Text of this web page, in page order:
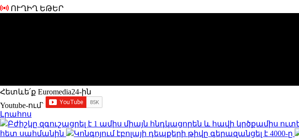
ՈՒՂԻՂ ԵԹԵՐ
Հետևե՛ք Euromedia24-ին
Youtube-ում`
Լրահոս
Բժիշկը զգուշացրել է 1 ամիս միայն հնդկացորեն և հավի կրծքամիս
հետ սահմանին
Կոնգոյում էբոլայի դեպքերի թիվը գերազանցել է 4000-ը